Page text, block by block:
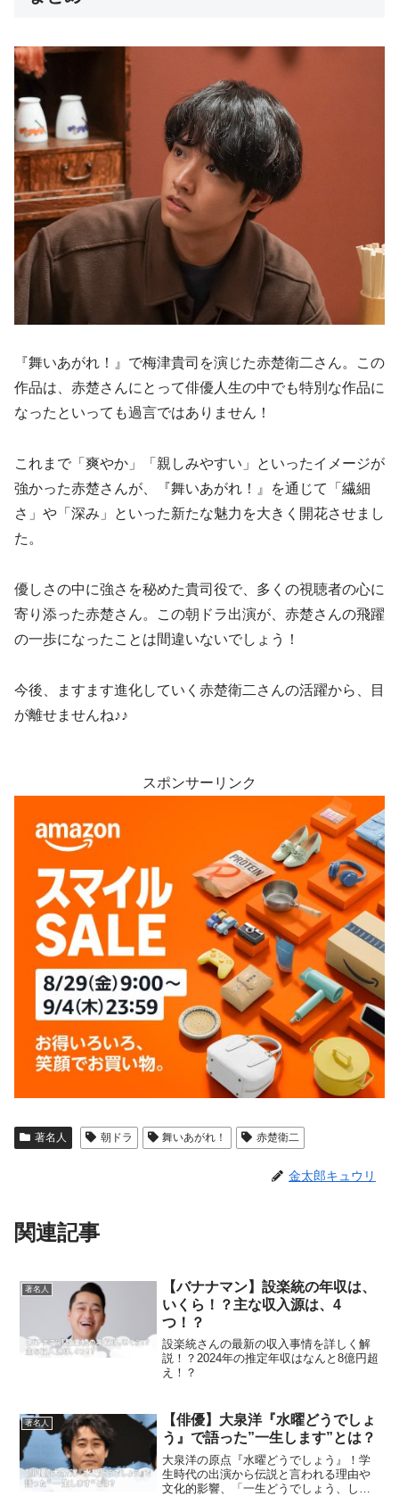
『舞いあがれ！』で梅津貴司を演じた赤楚衛二さん。この
作品は、赤楚さんにとって俳優人生の中でも特別な作品に
なったといっても過言ではありません！
これまで「爽やか」「親しみやすい」といったイメージが
強かった赤楚さんが、『舞いあがれ！』を通じて「繊細
さ」や「深み」といった新たな魅力を大きく開花させまし
た。
優しさの中に強さを秘めた貴司役で、多くの視聴者の心に
寄り添った赤楚さん。この朝ドラ出演が、赤楚さんの飛躍
の一歩になったことは間違いないでしょう！
今後、ますます進化していく赤楚衛二さんの活躍から、目
が離せませんね♪♪
スポンサーリンク
著名人 朝ドラ 舞いあがれ！ 赤楚衛二
金太郎キュウリ
関連記事
著名人
【バナナマン】設楽統の年収は、
いくら！？主な収入源は、4
つ！？
設楽統さんの最新の収入事情を詳しく解
説！？2024年の推定年収はなんと8億円超
え！？
著名人
【俳優】大泉洋『水曜どうでしょ
う』で語った”一生します”とは？
大泉洋の原点『水曜どうでしょう』！学
生時代の出演から伝説と言われる理由や
文化的影響、「一生どうでしょう、しま